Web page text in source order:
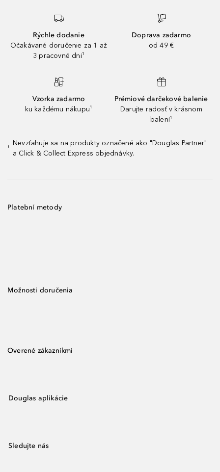
Rýchle dodanie
Očakávané doručenie za 1 až
3 pracovné dni¹
Doprava zadarmo
od 49 €
Vzorka zadarmo
ku každému nákupu¹
Prémiové darčekové balenie
Darujte radosť v krásnom
balení¹
¹
Nevzťahuje sa na produkty označené ako "Douglas Partner"
a Click & Collect Express objednávky.
Platební metody
Možnosti doručenia
Overené zákazníkmi
Douglas aplikácie
Sledujte nás